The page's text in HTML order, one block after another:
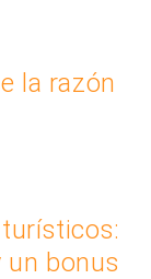
la razón
bonus